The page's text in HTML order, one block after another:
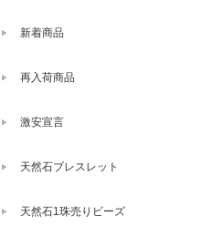
新着商品
再入荷商品
激安宣言
天然石ブレスレット
天然石1珠売りビーズ